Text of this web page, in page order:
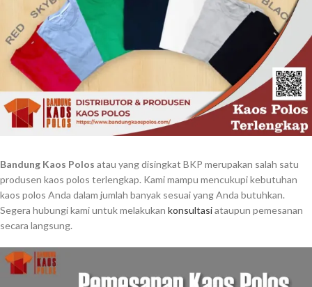
Bandung Kaos Polos atau yang disingkat BKP merupakan salah satu
produsen kaos polos terlengkap. Kami mampu mencukupi kebutuhan
kaos polos Anda dalam jumlah banyak sesuai yang Anda butuhkan.
Segera hubungi kami untuk melakukan konsultasiataupun pemesanan
secara langsung.